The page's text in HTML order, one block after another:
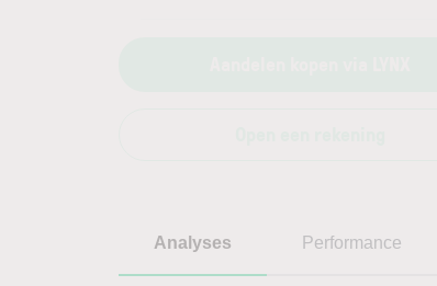
Analyses Performance